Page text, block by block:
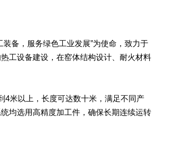
备，服务绿色工业发展”为使命，致力于
工设备建设，在窑体结构设计、耐火材料
米以上，长度可达数十米，满足不同产
均选用高精度加工件，确保长期连续运转